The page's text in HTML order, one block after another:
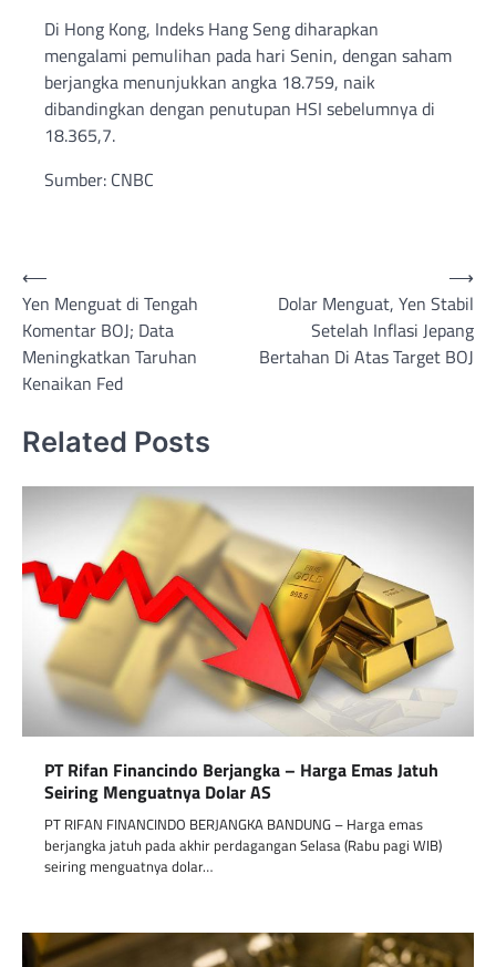
Di Hong Kong, Indeks Hang Seng diharapkan
mengalami pemulihan pada hari Senin, dengan saham
berjangka menunjukkan angka 18.759, naik
dibandingkan dengan penutupan HSI sebelumnya di
18.365,7.
Sumber: CNBC
Post
navigation
⟵
Yen Menguat di Tengah
Komentar BOJ; Data
Meningkatkan Taruhan
Kenaikan Fed
Dolar Menguat, Yen Stabil
Setelah Inflasi Jepang
Bertahan Di Atas Target BOJ
⟶
Related Posts
PT Rifan Financindo Berjangka – Harga Emas Jatuh
Seiring Menguatnya Dolar AS
PT RIFAN FINANCINDO BERJANGKA BANDUNG – Harga emas
berjangka jatuh pada akhir perdagangan Selasa (Rabu pagi WIB)
seiring menguatnya dolar…